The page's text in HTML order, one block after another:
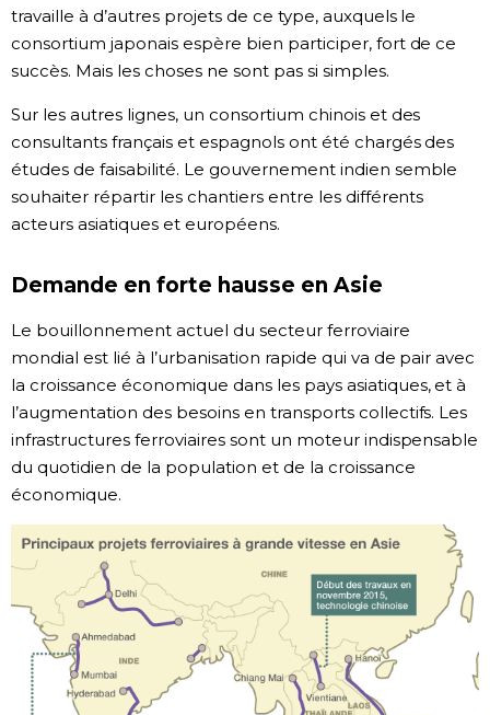
travaille à d’autres projets de ce type, auxquels le
consortium japonais espère bien participer, fort de ce
succès. Mais les choses ne sont pas si simples.
Sur les autres lignes, un consortium chinois et des
consultants français et espagnols ont été chargés des
études de faisabilité. Le gouvernement indien semble
souhaiter répartir les chantiers entre les différents
acteurs asiatiques et européens.
Demande en forte hausse en Asie
Le bouillonnement actuel du secteur ferroviaire
mondial est lié à l’urbanisation rapide qui va de pair avec
la croissance économique dans les pays asiatiques, et à
l’augmentation des besoins en transports collectifs. Les
infrastructures ferroviaires sont un moteur indispensable
du quotidien de la population et de la croissance
économique.